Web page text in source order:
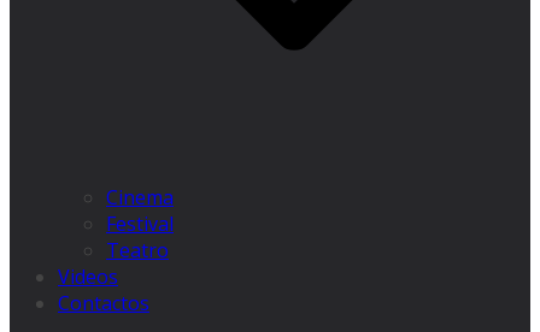
Cinema
Festival
Teatro
Videos
Contactos